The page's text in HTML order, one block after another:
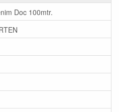
Doc 100mtr.